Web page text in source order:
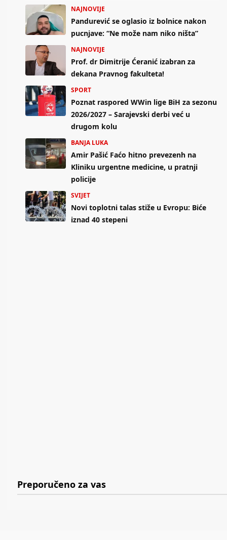
NAJNOVIJE
Pandurević se oglasio iz bolnice nakon
pucnjave: “Ne može nam niko ništa”
NAJNOVIJE
Prof. dr Dimitrije Ćeranić izabran za
dekana Pravnog fakulteta!
SPORT
Poznat raspored WWin lige BiH za sezonu
2026/2027 – Sarajevski derbi već u
drugom kolu
BANJA LUKA
Amir Pašić Faćo hitno prevezenh na
Kliniku urgentne medicine, u pratnji
policije
SVIJET
Novi toplotni talas stiže u Evropu: Biće
iznad 40 stepeni
Preporučeno za vas